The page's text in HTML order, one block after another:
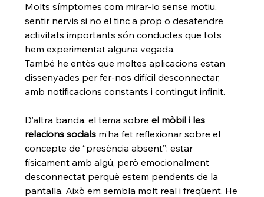
Molts símptomes com mirar-lo sense motiu,
sentir nervis si no el tinc a prop o desatendre
activitats importants són conductes que tots
hem experimentat alguna vegada.
També he entès que moltes aplicacions estan
dissenyades per fer-nos difícil desconnectar,
amb notificacions constants i contingut infinit.
D’altra banda, el tema sobre el mòbil i les
relacions socials m’ha fet reflexionar sobre el
concepte de “presència absent”: estar
físicament amb algú, però emocionalment
desconnectat perquè estem pendents de la
pantalla. Això em sembla molt real i freqüent. He